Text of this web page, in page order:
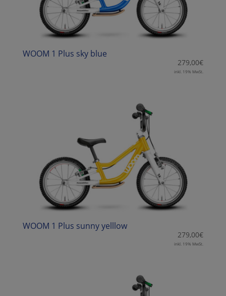
WOOM 1 Plus sky blue
279,00€
inkl. 19% MwSt.
WOOM 1 Plus sunny yelllow
279,00€
inkl. 19% MwSt.